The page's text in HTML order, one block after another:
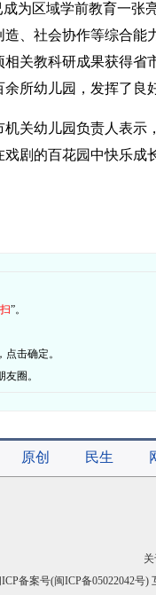
为区域学前教育一张
、社会协作等综合能
关教科研成果获得省
所幼儿园，发挥了良
关幼儿园负责人表示
剧的百花园中快乐成
”。
击确定。
圈。
原创 民生
备案号(闽ICP备05022042号)